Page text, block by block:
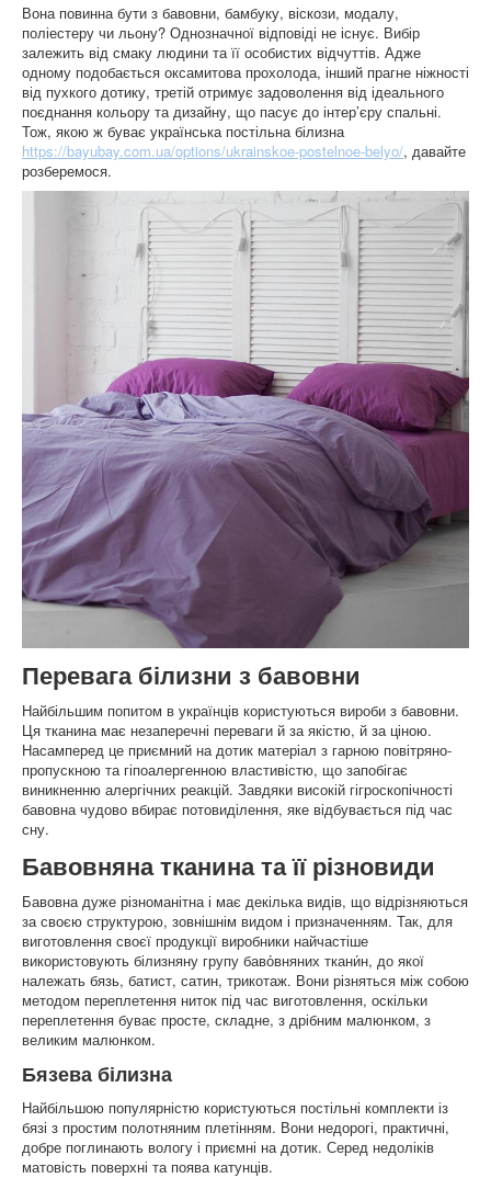
Вона повинна бути з бавовни, бамбуку, віскози, модалу,
поліестеру чи льону? Однозначної відповіді не існує. Вибір
залежить від смаку людини та її особистих відчуттів. Адже
одному подобається оксамитова прохолода, інший прагне ніжності
від пухкого дотику, третій отримує задоволення від ідеального
поєднання кольору та дизайну, що пасує до інтер’єру спальні.
Тож, якою ж буває українська постільна білизна
https://bayubay.com.ua/options/ukrainskoe-postelnoe-belyo/, давайте
розберемося.
Перевага білизни з бавовни
Найбільшим попитом в українців користуються вироби з бавовни.
Ця тканина має незаперечні переваги й за якістю, й за ціною.
Насамперед це приємний на дотик матеріал з гарною повітряно-
пропускною та гіпоалергенною властивістю, що запобігає
виникненню алергічних реакцій. Завдяки високій гігроскопічності
бавовна чудово вбирає потовиділення, яке відбувається під час
сну.
Бавовняна тканина та її різновиди
Бавовна дуже різноманітна і має декілька видів, що відрізняються
за своєю структурою, зовнішнім видом і призначенням. Так, для
виготовлення своєї продукції виробники найчастіше
використовують білизняну групу баво́вняних ткани́н, до якої
належать бязь, батист, сатин, трикотаж. Вони різняться між собою
методом переплетення ниток під час виготовлення, оскільки
переплетення буває просте, складне, з дрібним малюнком, з
великим малюнком.
Бязева білизна
Найбільшою популярністю користуються постільні комплекти із
бязі з простим полотняним плетінням. Вони недорогі, практичні,
добре поглинають вологу і приємні на дотик. Серед недоліків
матовість поверхні та поява катунців.